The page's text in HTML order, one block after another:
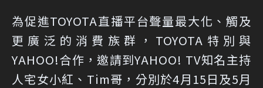
為促進TOYOTA直播平台聲量最大化、觸及
更廣泛的消費族群，TOYOTA特別與
YAHOO!合作，邀請到YAHOO! TV知名主持
人宅女小紅、Tim哥，分別於4月15日及5月